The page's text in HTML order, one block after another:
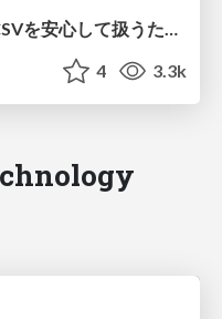
【PHPerKaigi2021】PHPでCSVを安心して扱うために
4 3.3k